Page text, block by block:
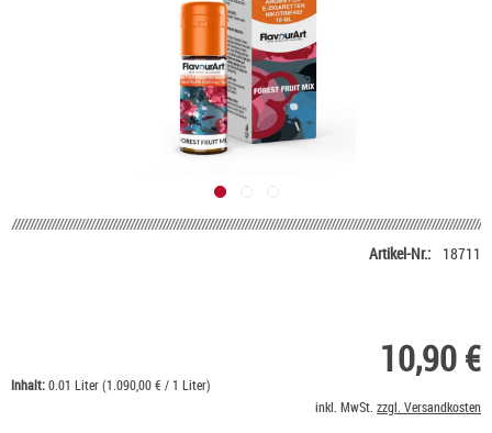
Artikel-Nr.: 18711
10,90 €
Inhalt:0.01 Liter (1.090,00 € / 1 Liter)
inkl. MwSt. zzgl. Versandkosten